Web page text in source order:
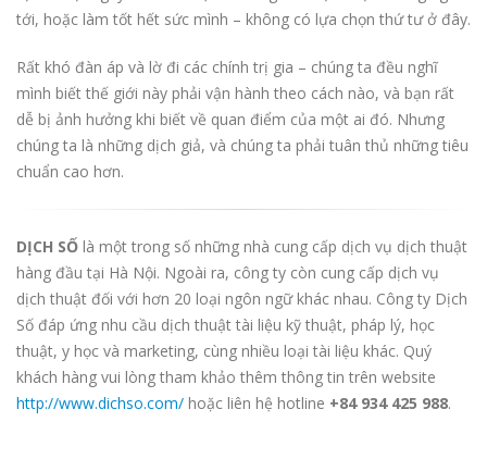
tới, hoặc làm tốt hết sức mình – không có lựa chọn thứ tư ở đây.
Rất khó đàn áp và lờ đi các chính trị gia – chúng ta đều nghĩ
mình biết thế giới này phải vận hành theo cách nào, và bạn rất
dễ bị ảnh hưởng khi biết về quan điểm của một ai đó. Nhưng
chúng ta là những dịch giả, và chúng ta phải tuân thủ những tiêu
chuẩn cao hơn.
DỊCH SỐ là một trong số những nhà cung cấp dịch vụ dịch thuật
hàng đầu tại Hà Nội. Ngoài ra, công ty còn cung cấp dịch vụ
dịch thuật đối với hơn 20 loại ngôn ngữ khác nhau. Công ty Dịch
Số đáp ứng nhu cầu dịch thuật tài liệu kỹ thuật, pháp lý, học
thuật, y học và marketing, cùng nhiều loại tài liệu khác. Quý
khách hàng vui lòng tham khảo thêm thông tin trên website
http://www.dichso.com/ hoặc liên hệ hotline +84 934 425 988.